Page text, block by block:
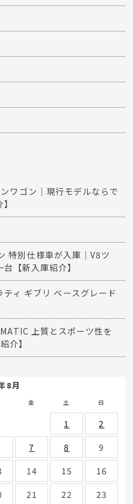
ワゴン｜現行モデルならで
特別仕様車が入庫｜V8ツ
【新入庫紹介】
ィ ギブリ ベースグレード
上質とスポーツ性を
介】
8月
金 土 日
1
2
7 8
9
14 15
16
21 22 23